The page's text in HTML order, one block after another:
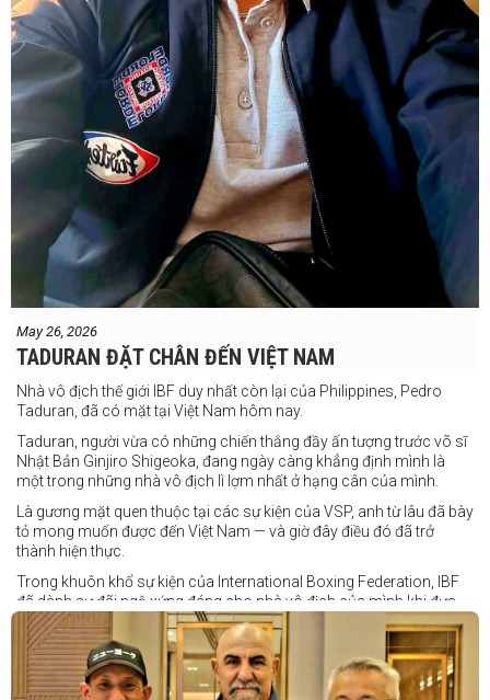
May 26, 2026
TADURAN ĐẶT CHÂN ĐẾN VIỆT NAM
Nhà vô địch thế giới IBF duy nhất còn lại của Philippines, Pedro
Taduran, đã có mặt tại Việt Nam hôm nay.
Taduran, người vừa có những chiến thắng đầy ấn tượng trước võ sĩ
Nhật Bản Ginjiro Shigeoka, đang ngày càng khẳng định mình là
một trong những nhà vô địch lì lợm nhất ở hạng cân của mình.
Là gương mặt quen thuộc tại các sự kiện của VSP, anh từ lâu đã bày
tỏ mong muốn được đến Việt Nam — và giờ đây điều đó đã trở
thành hiện thực.
Trong khuôn khổ sự kiện của International Boxing Federation, IBF
đã dành sự đãi ngộ xứng đáng cho nhà vô địch của mình khi đưa
Taduran đến Việt Nam bằng vé hạng thương gia.
Một chuyến đi hoàn toàn xứng đáng cho một “chiến binh đường xa”
thực thụ